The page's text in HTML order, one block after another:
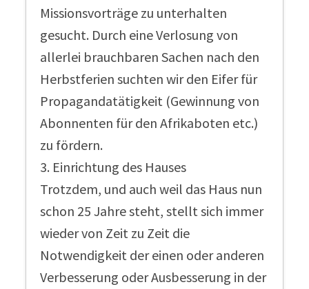
Missionsvorträge zu unterhalten
gesucht. Durch eine Verlosung von
allerlei brauchbaren Sachen nach den
Herbstferien suchten wir den Eifer für
Propagandatätigkeit (Gewinnung von
Abonnenten für den Afrikaboten etc.)
zu fördern.
3. Einrichtung des Hauses
Trotzdem, und auch weil das Haus nun
schon 25 Jahre steht, stellt sich immer
wieder von Zeit zu Zeit die
Notwendigkeit der einen oder anderen
Verbesserung oder Ausbesserung in der